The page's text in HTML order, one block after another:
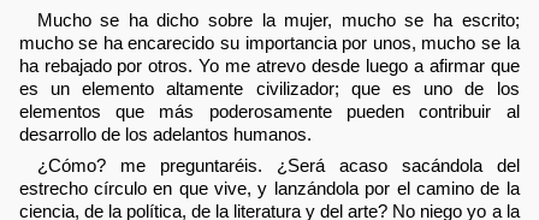
Mucho se ha dicho sobre la mujer, mucho se ha escrito;
mucho se ha encarecido su importancia por unos, mucho se la
ha rebajado por otros. Yo me atrevo desde luego a afirmar que
es un elemento altamente civilizador; que es uno de los
elementos que más poderosamente pueden contribuir al
desarrollo de los adelantos humanos.
¿Cómo? me preguntaréis. ¿Será acaso sacándola del
estrecho círculo en que vive, y lanzándola por el camino de la
ciencia, de la política, de la literatura y del arte? No niego yo a la